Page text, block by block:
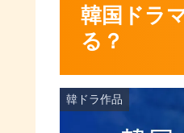
韓国ドラ
る？
韓ドラ作品